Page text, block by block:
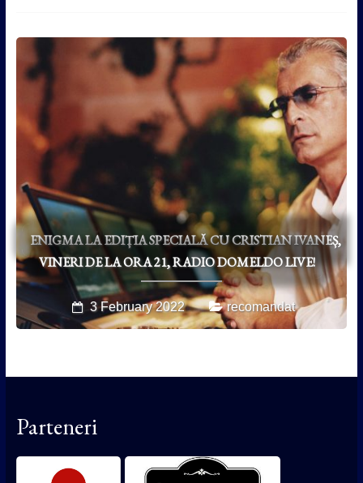
ENIGMA LA EDIȚIA SPECIALĂ CU CRISTIAN IVANEȘ,
VINERI DE LA ORA 21, RADIO DOMELDO LIVE!
3 February 2022 recomandat
Parteneri